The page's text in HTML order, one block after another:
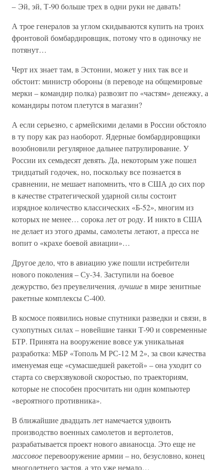
– Эй, эй, Т-90 больше трех в одни руки не давать!
А трое генералов за углом скидываются купить на троих
фронтовой бомбардировщик, потому что в одиночку не
потянут…
Черт их знает там, в Эстонии, может у них так все и
обстоит: министр обороны (в переводе на общемировые
мерки – командир полка) развозит по «частям» денежку, а
командиры потом плетутся в магазин?
А если серьезно, с армейскими делами в России обстояло
в ту пору как раз наоборот. Ядерные бомбардировщики
возобновили регулярное дальнее патрулирование. У
России их семьдесят девять. Да, некоторым уже пошел
тридцатый годочек, но, поскольку все познается в
сравнении, не мешает напомнить, что в США до сих пор
в качестве стратегической ударной силы состоит
изрядное количество классических «Б-52», многим из
которых не менее… сорока лет от роду. И никто в США
не делает из этого драмы, самолеты летают, а пресса не
вопит о «крахе боевой авиации»…
Другое дело, что в авиацию уже пошли истребители
нового поколения – Су-34. Заступили на боевое
дежурство, без преувеличения, лучшиев мире зенитные
ракетные комплексы С-400.
В космосе появились новые спутники разведки и связи, в
сухопутных силах – новейшие танки Т-90 и современные
БТР. Принята на вооружение вовсе уж уникальная
разработка: МБР «Тополь М РС-12 М 2», за свои качества
именуемая еще «сумасшедшей ракетой» – она уходит со
старта со сверхзвуковой скоростью, по траекториям,
которые не способен просчитать ни один компьютер
«вероятного противника».
В ближайшие двадцать лет намечается удвоить
производство военных самолетов и вертолетов,
разрабатывается проект нового авианосца. Это еще не
массовоеперевооружение армии – но, безусловно, конец
многолетнего застоя, а это уже немало…